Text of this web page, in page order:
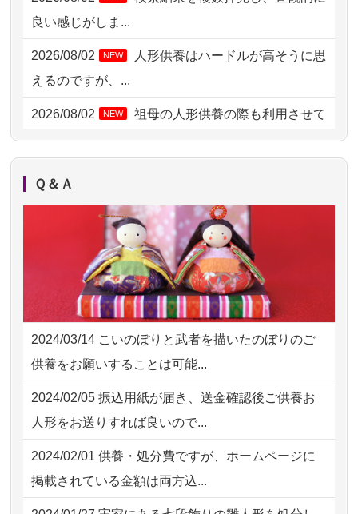
2026/08/02 06:46 相模原の方からお申込み
2026/08/01 19:28
2026/08/01 17:10 東京都の方からお申込み
2026/08/01 11:07 さいたの方からお申込み
2026/07/31 17:28
2026/07/31 12:32 東京都の方からお申込み
2026/07/31 10:29 京都市の方からお申込み
2026/07/31 08:41 埼玉県の方からお申込み
2026/07/30 22:27 墨田区の方からお申込み
2026/07/30 17:02 神奈川の方からお申込み
2026/07/30 15:59 神奈川の方からお申込み
良い感じがしま...
2026/08/02 NEW
人形供養はハードルが高そうに思
えるのですが、...
2026/08/02 NEW
祖母の人形供養の際も利用させて
いただき安心感がある
供養の内容（料金や送り方等）がとて
も丁寧に説...
2026/07/18つい先日も利用させていただきまし
た。 手続...
2026/07/18 大切にしていたお人形をきちんと供養
してくださ...
2026/07/15 子供の頃から可愛がってきた七段飾り
の雛人形で...
2026/07/15 お客様の声を読み、丁寧に供養してい
ただけそう...
Ｑ＆Ａ
2024/03/14 こいのぼりと武者を描いたのぼりのご
供養をお願いすることは可能...
2024/02/05 振込用紙が届き、送金確認後ご供養お
人形をお送りすれば良いので...
2024/02/01 供養・処分費ですが、ホームページに
掲載されている金額は両方込...